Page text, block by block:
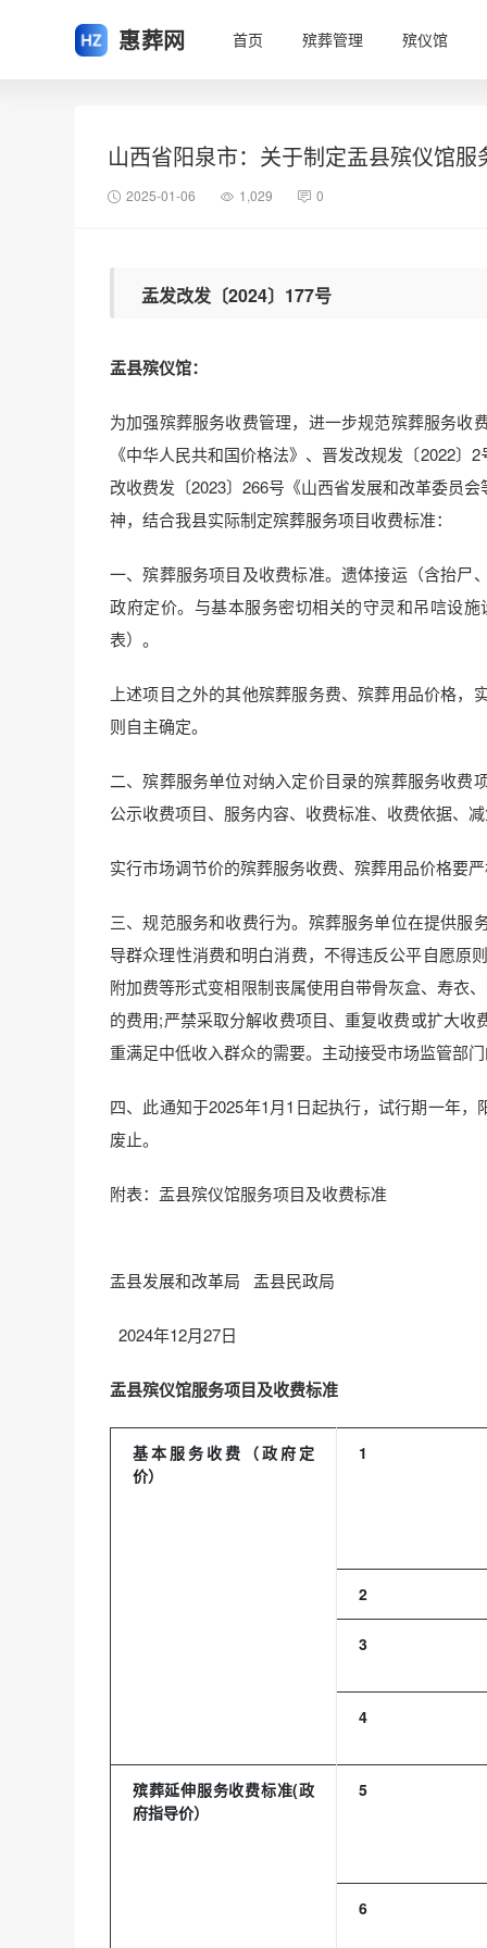
惠葬网 首页 殡葬管理 殡仪馆
山西省阳泉市：关于制定盂县殡仪馆
2025-01-06 1,029 0
盂发改发〔2024〕177号
盂县殡仪馆：
为加强殡葬服务收费管理，进一步规范殡葬服务收
《中华人民共和国价格法》、晋发改规发〔2022
改收费发〔2023〕266号《山西省发展和改革委员
神，结合我县实际制定殡葬服务项目收费标准：
一、殡葬服务项目及收费标准。遗体接运（含抬尸
政府定价。与基本服务密切相关的守灵和吊唁设
表）。
上述项目之外的其他殡葬服务费、殡葬用品价格
则自主确定。
二、殡葬服务单位对纳入定价目录的殡葬服务收
公示收费项目、服务内容、收费标准、收费依据、
实行市场调节价的殡葬服务收费、殡葬用品价格要
三、规范服务和收费行为。殡葬服务单位在提供服
导群众理性消费和明白消费，不得违反公平自愿原
附加费等形式变相限制丧属使用自带骨灰盒、寿衣
的费用;严禁采取分解收费项目、重复收费或扩大
重满足中低收入群众的需要。主动接受市场监管部
四、此通知于2025年1月1日起执行，试行期一年
废止。
附表：盂县殡仪馆服务项目及收费标准
盂县发展和改革局 盂县民政局
2024年12月27日
盂县殡仪馆服务项目及收费标准
基本服务收费（政府定
价）
1
2
3
4
殡葬延伸服务收费标准(政
府指导价）
5
6